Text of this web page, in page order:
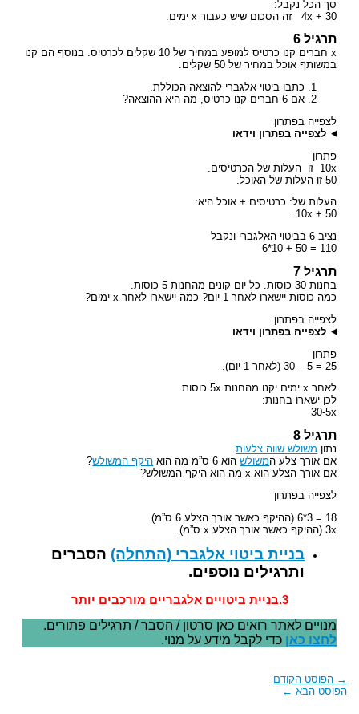
סך הכל נקבל:
4x + 30 זה הסכום שיש כעבור x ימים.
תרגיל 6
x חברים קנו כרטיס למופע במחיר של 10 שקלים לכרטיס. בנוסף הם קנו
במשותף אוכל במחיר של 50 שקלים.
כתבו ביטוי אלגברי להוצאה הכוללת.
אם 6 חברים קנו כרטיס, מה היא ההוצאה?
לצפייה בפתרון
לצפייה בפתרון וידאו
פתרון
10x זו העלות של הכרטיסים.
50 זו העלות של האוכל.
העלות של: כרטיסים + אוכל היא:
10x + 50.
נציב 6 בביטוי האלגברי ונקבל
110 = 50 + 10*6
תרגיל 7
בחנות 30 כוסות. כל יום קונים מהחנות 5 כוסות.
כמה כוסות יישארו לאחר 1 יום? כמה יישארו לאחר x ימים?
לצפייה בפתרון
לצפייה בפתרון וידאו
פתרון
25 = 5 – 30 (לאחר 1 יום).
לאחר x ימים יקנו מהחנות 5x כוסות.
לכן ישארו בחנות:
30-5x
תרגיל 8
נתון משולש שווה צלעות.
אם אורך צלע המשולשהוא 6 ס”מ מה הוא היקף המשולש?
אם אורך הצלע הוא x מה הוא היקף המשולש?
לצפייה בפתרון
18 = 3*6 (ההיקף כאשר אורך הצלע 6 ס”מ).
3x (ההיקף כאשר אורך הצלע x ס”מ).
בניית ביטוי אלגברי (התחלה) הסברים
ותרגילים נוספים.
3.בניית ביטויים אלגבריים מורכבים יותר
מנויים לאתר רואים כאן סרטון / הסבר / תרגילים פתורים.
לחצו כאן כדי לקבל מידע על מנוי.
→ הפוסט הקודם
הפוסט הבא ←